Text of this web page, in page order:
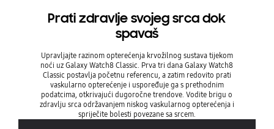
Prati zdravlje svojeg srca dok
spavaš
Upravljajte razinom opterećenja krvožilnog sustava tijekom
noći uz Galaxy Watch8 Classic. Prva tri dana Galaxy Watch8
Classic postavlja početnu referencu, a zatim redovito prati
vaskularno opterećenje i uspoređuje ga s prethodnim
podatcima, otkrivajući dugoročne trendove. Vodite brigu o
zdravlju srca održavanjem niskog vaskularnog opterećenja i
spriječite bolesti povezane sa srcem.